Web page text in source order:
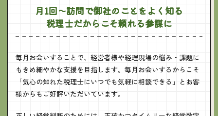
月1回～訪問で御社のことをよく知る
税理士だからこそ頼れる参謀に
毎月お会いすることで、経営者様や経理現場の悩み・課題に
もきめ細やかな支援を目指します。毎月お会いするからこそ
「気心の知れた税理士にいつでも気軽に相談できる」とお客
様からもご好評いただいています。